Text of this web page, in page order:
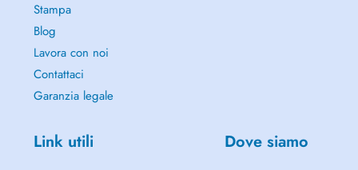
Stampa
Blog
Lavora con noi
Contattaci
Garanzia legale
Link utili Dove siamo